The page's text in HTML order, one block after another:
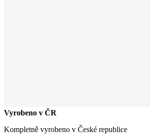
Vyrobeno v ČR
Kompletně vyrobeno v České republice